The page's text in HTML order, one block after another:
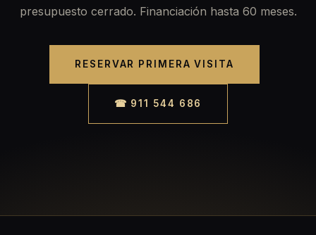
presupuesto cerrado. Financiación hasta 60 meses.
RESERVAR PRIMERA VISITA
☎ 911 544 686